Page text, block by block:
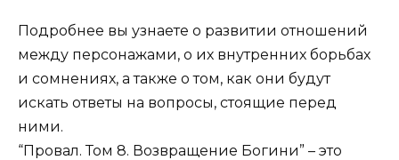
Подробнее вы узнаете о развитии отношений
между персонажами, о их внутренних борьбах
и сомнениях, а также о том, как они будут
искать ответы на вопросы, стоящие перед
ними.
“Провал. Том 8. Возвращение Богини” – это